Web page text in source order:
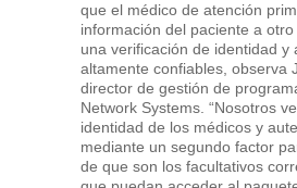
que el médico de atención
información del paciente a
una verificación de identidad y
altamente confiables, observa
director de gestión de
Network Systems. “Nosotros
identidad de los médicos y
mediante un segundo factor
de que son los facultativos